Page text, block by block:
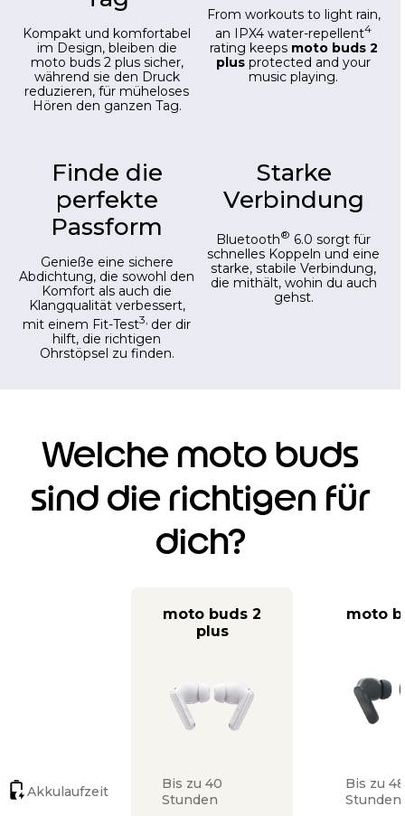
im Design, bleiben die
moto buds 2 plus sicher,
während sie den Druck
reduzieren, für müheloses
Hören den ganzen Tag.
an IPX4 water-repellent4
rating keepsmoto buds 2
plus protected and your
music playing.
Finde die
perfekte
Passform
Abdichtung, die sowohl den
Komfort als auch die
Klangqualität verbessert,
mit einem Fit-Test3,der dir
hilft, die richtigen
Ohrstöpsel zu finden.
Starke
Verbindung
schnelles Koppeln und eine
starke, stabile Verbindung,
die mithält, wohin du auch
gehst.
Welche moto buds
sind die richtigen für
dich?
plus
Stunden
Stunden